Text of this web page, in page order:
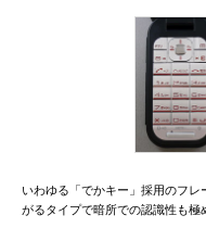
いわゆる「でかキー」採用のフ
がるタイプで暗所での認識性も極